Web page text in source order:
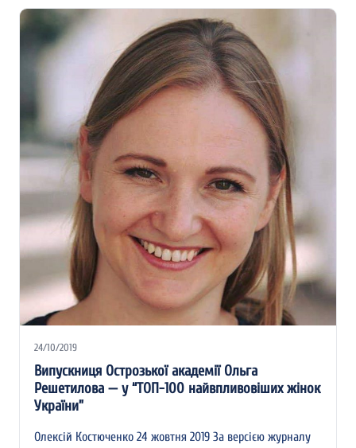
24/10/2019
Випускниця Острозької академії Ольга
Решетилова — у “ТОП-100 найвпливовіших жінок
України”
Олексій Костюченко 24 жовтня 2019 За версією журналу